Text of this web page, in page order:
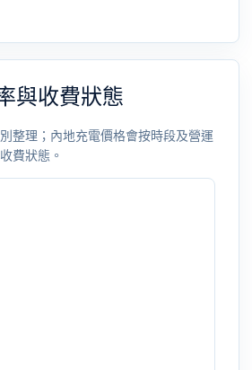
與收費狀態
整理；內地充電價格會按時段及營運
費狀態。